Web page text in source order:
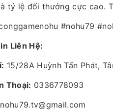
tỷ lệ đổi thưởng cực cao.
#nohu79
Liên Hệ:
15/28A Huỳnh Tấn Phát,
Thoại: 0336778093
nohu79.tv@gmail.com